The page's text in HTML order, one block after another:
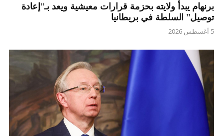
برنهام يبدأ ولايته بحزمة قرارات معيشية ويعد بـ“إعادة
توصيل” السلطة في بريطانيا
5 أغسطس 2026